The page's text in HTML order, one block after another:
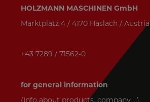
HOLZMANN MASCHINEN GmbH
Marktplatz 4 / 4170 Haslach / Austria
+43 7289 / 71562-0
for general information
(Info about products, company,...):